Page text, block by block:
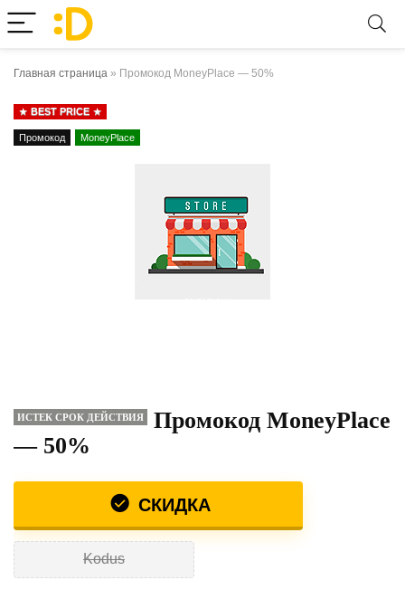
Главная страница » Промокод MoneyPlace — 50%
BEST PRICE
Промокод MoneyPlace
ИСТЕК СРОК ДЕЙСТВИЯ
Промокод MoneyPlace
— 50%
СКИДКА
Kodus